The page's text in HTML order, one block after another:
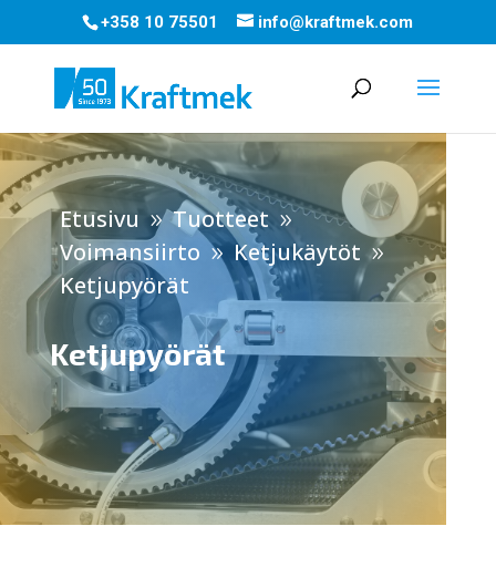
+358 10 75501 info@kraftmek.com
Etusivu 9 Tuotteet 9
Voimansiirto 9 Ketjukäytöt 9
Ketjupyörät
Ketjupyörät